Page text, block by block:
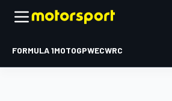
FORMULA 1MOTOGPWECWRC